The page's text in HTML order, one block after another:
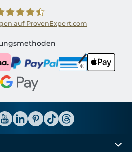
AT
auf ProvenExpert.com